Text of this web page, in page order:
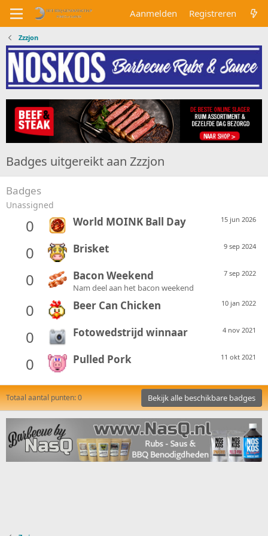
Aanmelden Registreren
Zzzjon
Badges uitgereikt aan Zzzjon
Badges
Unassigned
0 15 jun 2026
World MOINK Ball Day
0 9 sep 2024
Brisket
0 7 sep 2022
Bacon Weekend
Nam deel aan het bacon weekend
0 10 jan 2022
Beer Can Chicken
0 4 nov 2021
Fotowedstrijd winnaar
0 11 okt 2021
Pulled Pork
Totaal aantal punten: 0 Bekijk alle beschikbare badges